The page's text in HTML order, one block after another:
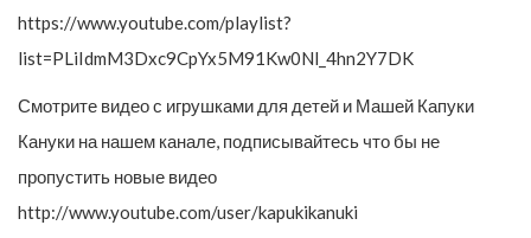
https://www.youtube.com/playlist?
list=PLiIdmM3Dxc9CpYx5M91Kw0Nl_4hn2Y7DK
Смотрите видео с игрушками для детей и Машей Капуки
Кануки на нашем канале, подписывайтесь что бы не
пропустить новые видео
http://www.youtube.com/user/kapukikanuki